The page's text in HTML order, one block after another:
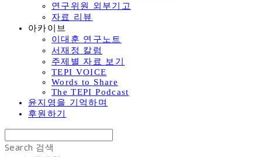
연구위원 외부기고
자료 리뷰
아카이브
이대훈 연구노트
서재정 칼럼
주제별 자료 보기
TEPI VOICE
Words to Share
The TEPI Podcast
윤지영을 기억하며
후원하기
Search 검색